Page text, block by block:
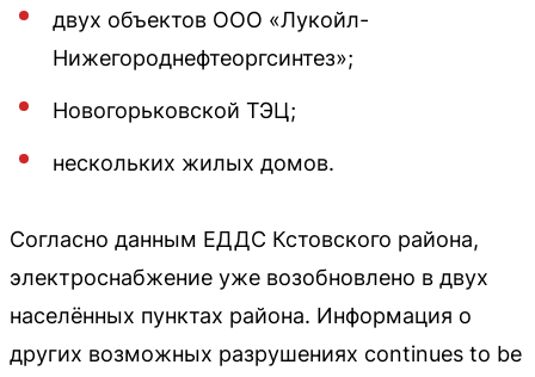
двух объектов ООО «Лукойл-
Нижегороднефтеоргсинтез»;
Новогорьковской ТЭЦ;
нескольких жилых домов.
Согласно данным ЕДДС Кстовского района,
электроснабжение уже возобновлено в двух
населённых пунктах района. Информация о
других возможных разрушениях continues to be